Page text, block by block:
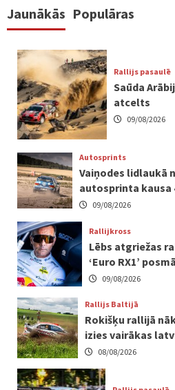
Jaunākās Populāras
Rallijs pasaulē
Saūda
atcelts
09/08/2026
Autosprints
Vaiņodes lidlaukā
autosprinta kausa
09/08/2026
Rallijkross
Lēbs atgriežas
‘Euro RX1’
09/08/2026
Rallijs Baltijā
Rokišķu rallijā
izies vairākas
08/08/2026